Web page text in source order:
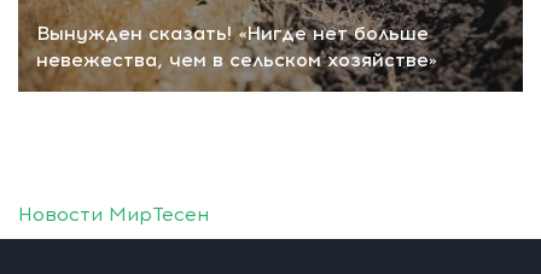
Вынужден сказать! «Нигде нет больше
невежества, чем в сельском хозяйстве»
Новости МирТесен